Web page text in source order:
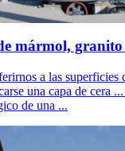
mármol, granito
a las
una capa de cera
de una ...